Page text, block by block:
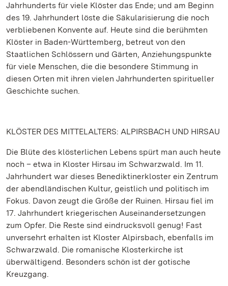
Jahrhunderts für viele Klöster das Ende; und am Beginn
des 19. Jahrhundert löste die Säkularisierung die noch
verbliebenen Konvente auf. Heute sind die berühmten
Klöster in Baden-Württemberg, betreut von den
Staatlichen Schlössern und Gärten, Anziehungspunkte
für viele Menschen, die die besondere Stimmung in
diesen Orten mit ihren vielen Jahrhunderten spiritueller
Geschichte suchen.
KLÖSTER DES MITTELALTERS: ALPIRSBACH UND HIRSAU
Die Blüte des klösterlichen Lebens spürt man auch heute
noch – etwa in Kloster Hirsau im Schwarzwald. Im 11.
Jahrhundert war dieses Benediktinerkloster ein Zentrum
der abendländischen Kultur, geistlich und politisch im
Fokus. Davon zeugt die Größe der Ruinen. Hirsau fiel im
17. Jahrhundert kriegerischen Auseinandersetzungen
zum Opfer. Die Reste sind eindrucksvoll genug! Fast
unversehrt erhalten ist Kloster Alpirsbach, ebenfalls im
Schwarzwald. Die romanische Klosterkirche ist
überwältigend. Besonders schön ist der gotische
Kreuzgang.